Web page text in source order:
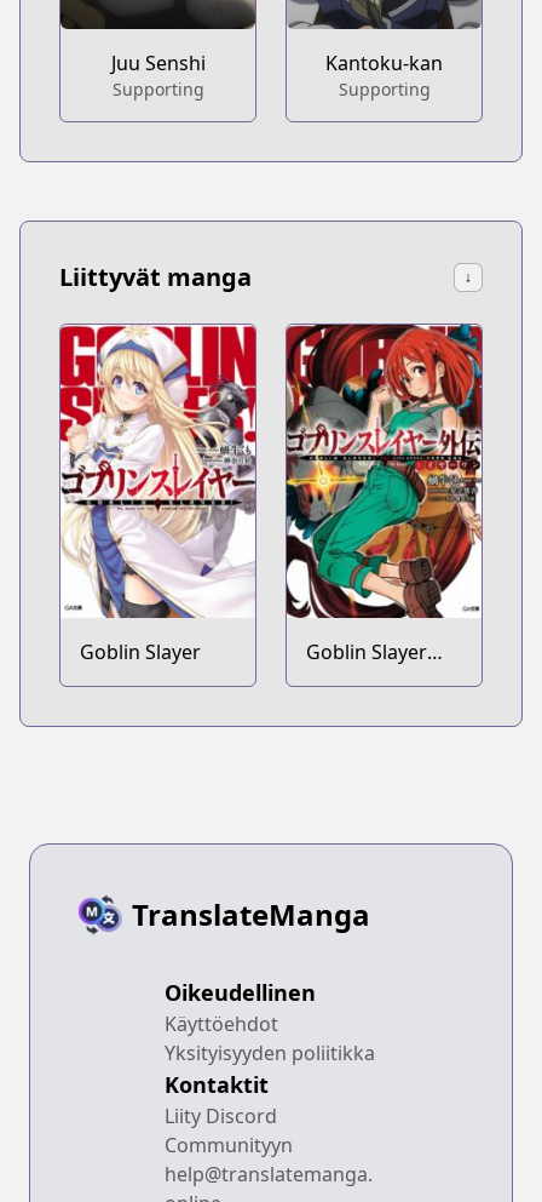
Juu Senshi
Supporting
Kantoku-kan
Supporting
Liittyvät manga ↓
Goblin Slayer
Goblin Slayer
Gaiden: Year
TranslateManga
Oikeudellinen
Käyttöehdot
Yksityisyyden poliitikka
Kontaktit
Liity Discord
Communityyn
help@translatemanga.